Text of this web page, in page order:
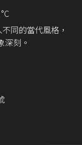
C
同的當代風格，
深刻。